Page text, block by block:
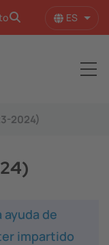
ES
2024)
de
impartido